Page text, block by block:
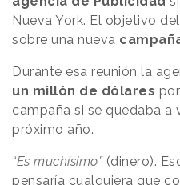
Nueva York. El objetivo
sobre una nueva
Durante esa reunión la
un millón de dólares
campaña si se quedaba a
próximo año.
“Es muchísimo”(dinero).
pensaría cualquiera que